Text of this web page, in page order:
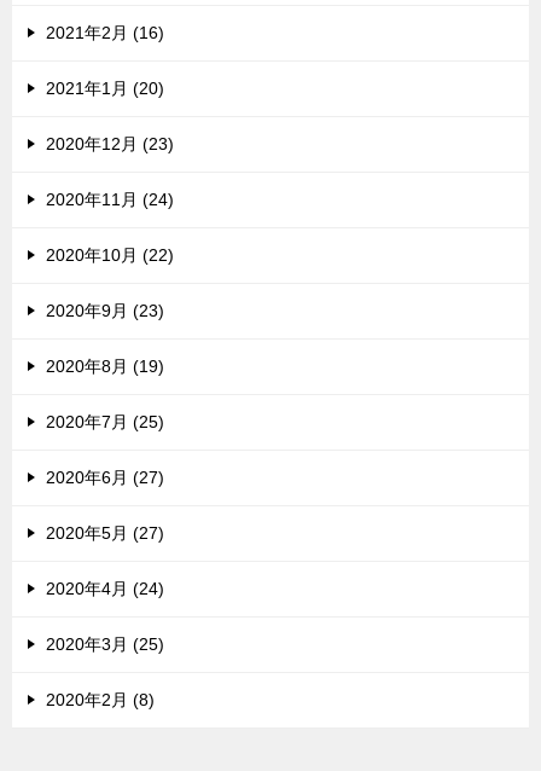
2021年2月 (16)
2021年1月 (20)
2020年12月 (23)
2020年11月 (24)
2020年10月 (22)
2020年9月 (23)
2020年8月 (19)
2020年7月 (25)
2020年6月 (27)
2020年5月 (27)
2020年4月 (24)
2020年3月 (25)
2020年2月 (8)